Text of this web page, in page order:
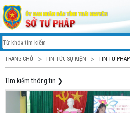
TRANG CHỦ TIN TỨC SỰ KIỆN TIN TƯ PHÁP
Tìm kiếm thông tin ❯